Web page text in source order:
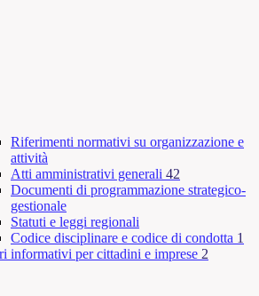
Riferimenti normativi su organizzazione e
attività
Atti amministrativi generali 42
Documenti di programmazione strategico-
gestionale
Statuti e leggi regionali
Codice disciplinare e codice di condotta 1
informativi per cittadini e imprese 2